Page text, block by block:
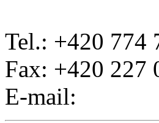
Tel.: +420 774
Fax: +420 227
E-mail: